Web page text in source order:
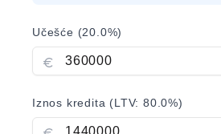
Učešće (20.0%)
Iznos kredita (LTV:80.0%)